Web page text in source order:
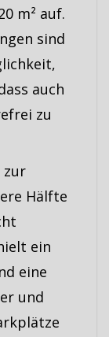
m² auf.
sind
auch
zu
zur
Hälfte
ein
eine
und